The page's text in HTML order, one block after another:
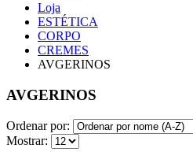
Loja
ESTÉTICA
CORPO
CREMES
AVGERINOS
AVGERINOS
Ordenar por:
Mostrar: